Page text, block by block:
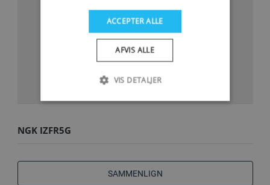
NGK IZFR5G
SAMMENLIGN
ACCEPTER ALLE
AFVIS ALLE
VIS DETALJER